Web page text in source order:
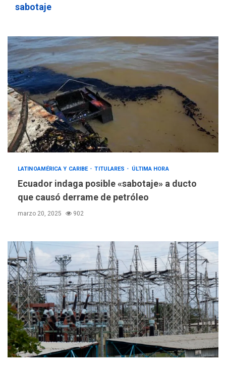
sabotaje
LATINOAMÉRICA Y CARIBE TITULARES ÚLTIMA HORA
Ecuador indaga posible «sabotaje» a ducto
que causó derrame de petróleo
marzo 20, 2025 902